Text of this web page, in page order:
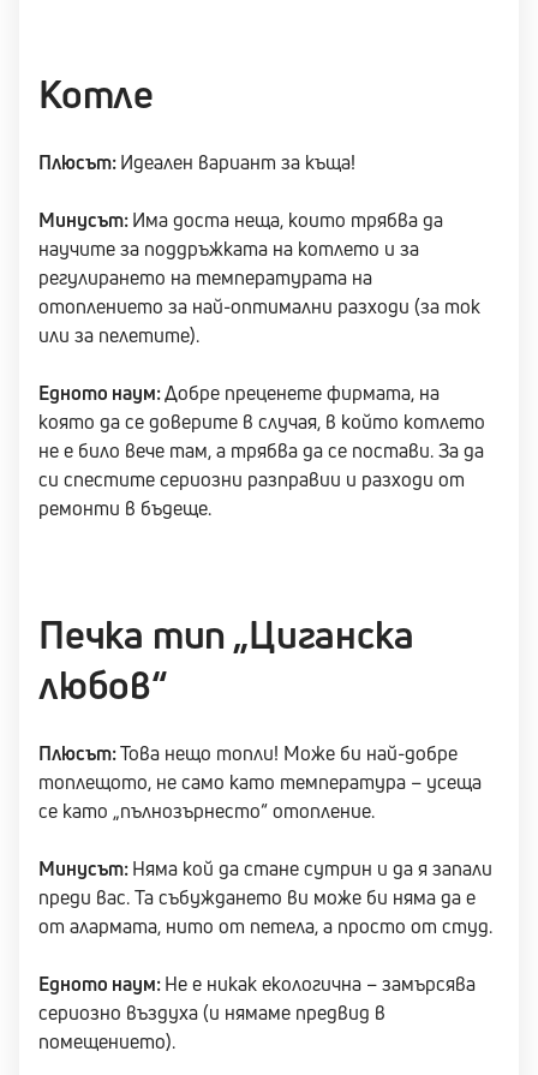
Котле
Плюсът:Идеален вариант за къща!
Минусът:Има доста неща, които трябва да
научите за поддръжката на котлето и за
регулирането на температурата на
отоплението за най-оптимални разходи (за ток
или за пелетите).
Едното наум:Добре преценете фирмата, на
която да се доверите в случая, в който котлето
не е било вече там, а трябва да се постави. За да
си спестите сериозни разправии и разходи от
ремонти в бъдеще.
Печка тип „Циганска
любов“
Плюсът:Това нещо топли! Може би най-добре
топлещото, не само като температура – усеща
се като „пълнозърнесто“ отопление.
Минусът:Няма кой да стане сутрин и да я запали
преди вас. Та събуждането ви може би няма да е
от алармата, нито от петела, а просто от студ.
Едното наум:Не е никак екологична – замърсява
сериозно въздуха (и нямаме предвид в
помещението).